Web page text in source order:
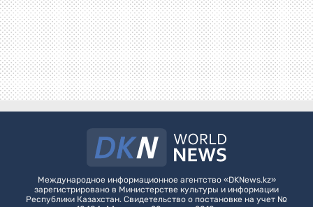
Международное информационное агентство «DKNews.kz»
зарегистрировано в Министерстве культуры и информации
Республики Казахстан. Свидетельство о постановке на учет №